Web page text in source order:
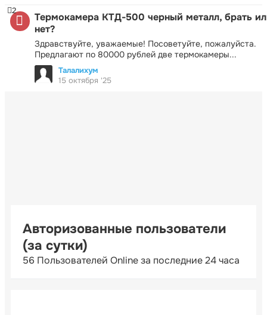
Термокамера КТД-500 черный металл, брать
нет?
Здравствуйте, уважаемые! Посоветуйте, пожалуйста.
Предлагают по 80000 рублей две термокамеры...
2
Талалихум
15 октября '25
Авторизованные пользователи
(за сутки)
56 Пользователей Online за последние 24 часа